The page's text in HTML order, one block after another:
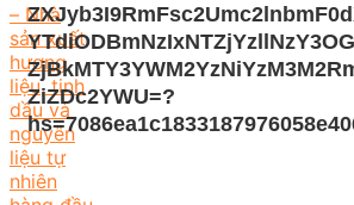
ZiZDc2YWU=?